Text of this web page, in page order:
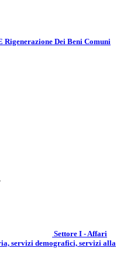
Rigenerazione Dei Beni Comuni
Settore I - Affari
servizi demografici, servizi alla